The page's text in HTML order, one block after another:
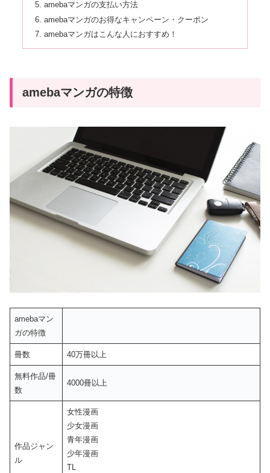
amebaマンガの支払い方法
amebaマンガのお得なキャンペーン・クーポン
amebaマンガはこんな人におすすめ！
amebaマンガの特徴
amebaマン
ガの特徴
冊数 40万冊以上
無料作品/冊
数
4000冊以上
作品ジャン
ル
女性漫画
少女漫画
青年漫画
少年漫画
TL